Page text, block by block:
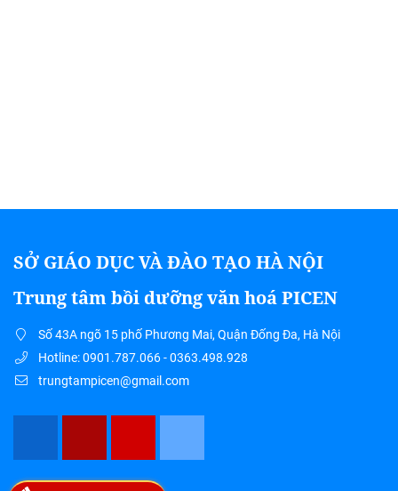
SỞ GIÁO DỤC VÀ ĐÀO TẠO HÀ NỘI
Trung tâm bồi dưỡng văn hoá PICEN
Số 43A ngõ 15 phố Phương Mai, Quận Đống Đa, Hà Nội
Hotline: 0901.787.066 - 0363.498.928
trungtampicen@gmail.com